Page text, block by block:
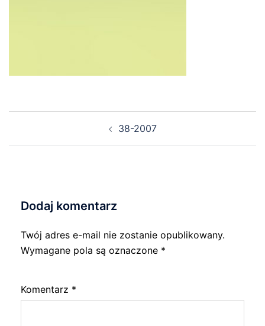
38-2007
Dodaj komentarz
Twój adres e-mail nie zostanie opublikowany.
Wymagane pola są oznaczone *
Komentarz *